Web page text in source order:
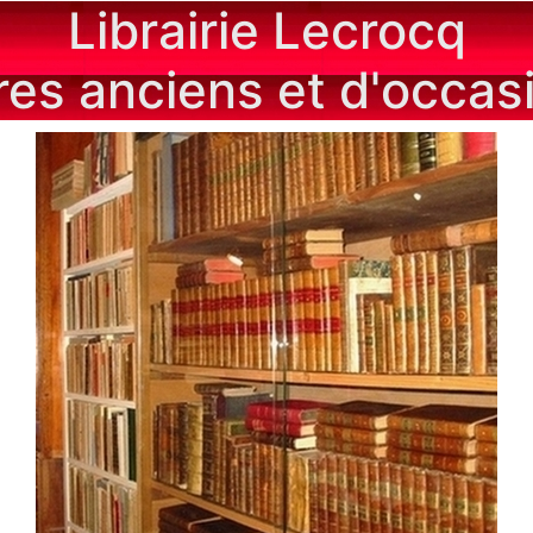
Librairie Lecrocq
anciens et